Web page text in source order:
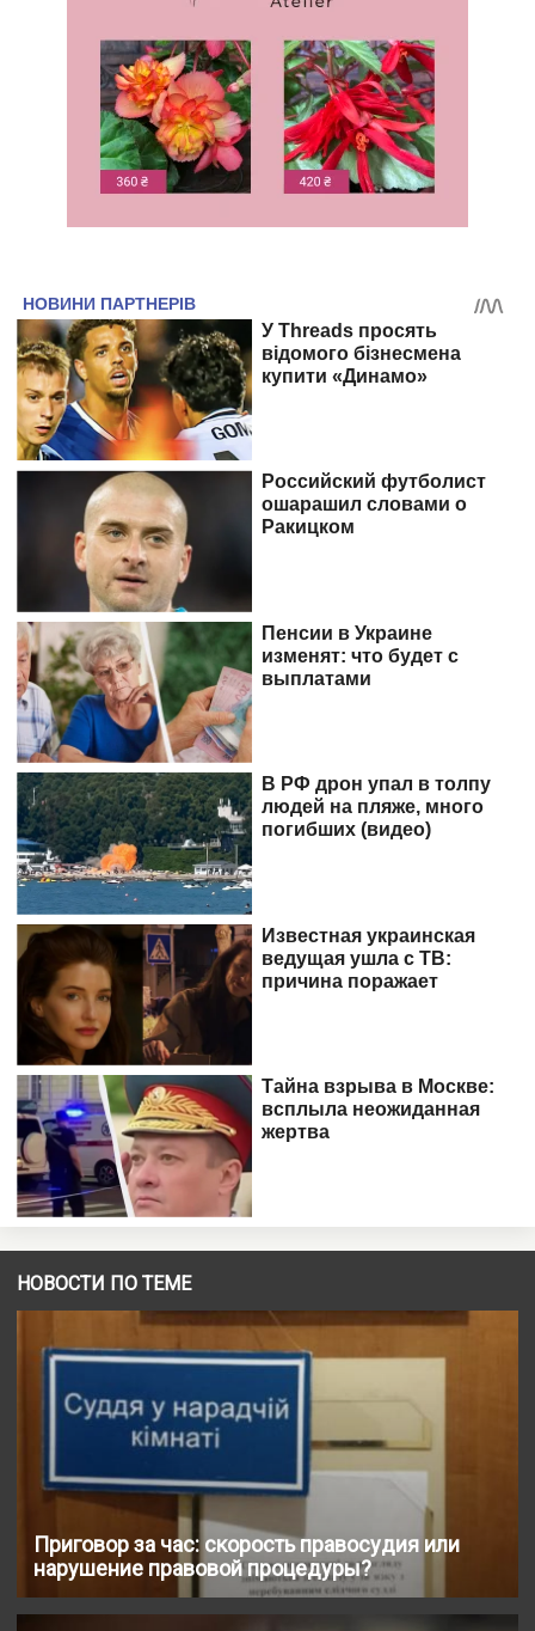
НОВОСТИ ПО ТЕМЕ
Приговор за час: скорость правосудия или
нарушение правовой процедуры?